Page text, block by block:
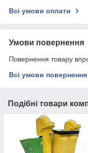
Всі умови оплати
Умови повернення
Повернення товару
Всі умови повернення
Подібні товари